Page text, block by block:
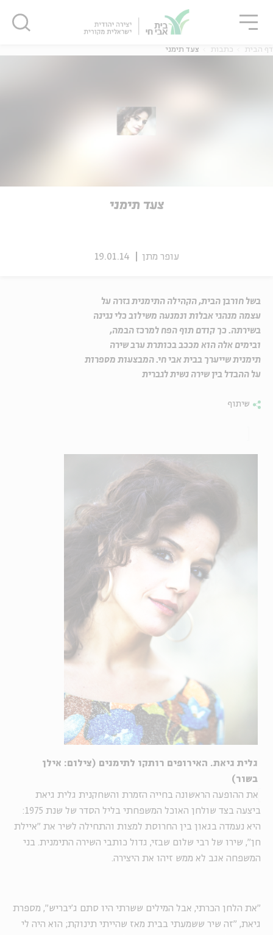
אנגלית
דף הבית כתבות צעד תימני
צעד תימני
עופר מתן 19.01.14
בשל חורבן הבית, הקהילה התימנית גזרה על
עצמה מנהגי אבלות ונמנעה משילוב כלי נגינה
בשירתה. כך קודם תוף הפח למרכז הבמה,
ובימים אלה הוא מככב בכותרת ערב שירה
תימנית שייערך בבית אבי חי. המבצעות מספרות
על ההבדל בין שירה נשית לגברית
שיתוף
גלית גיאת. האירופים רותקו לתימנים (צילום: אילן
בשור)
את ההופעה הראשונה בחייה הזמרת והשחקנית גלית גיאת
ביצעה בצד שולחן האוכל המשפחתי בליל הסדר של שנת 1975:
היא נעמדה בגאון בין החרוסת למצות והתחילה לשיר את "איילת
חן", שירו של רבי שלום שבזי, גדול כותבי השירה התימנית. בני
המשפחה אגב לא ממש זיהו את היצירה.
"את הלחן הכרתי, אבל המילים ששרתי היו סתם ג'יבריש", מספרת
גיאת, "זה שיר ששמעתי בבית מאז שהייתי תינוקת; הוא היה לי
סגור